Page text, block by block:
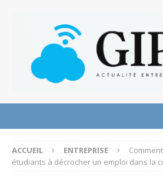
ACCUEIL ENTREPRISE
étudiants à décrocher un emploi dans la